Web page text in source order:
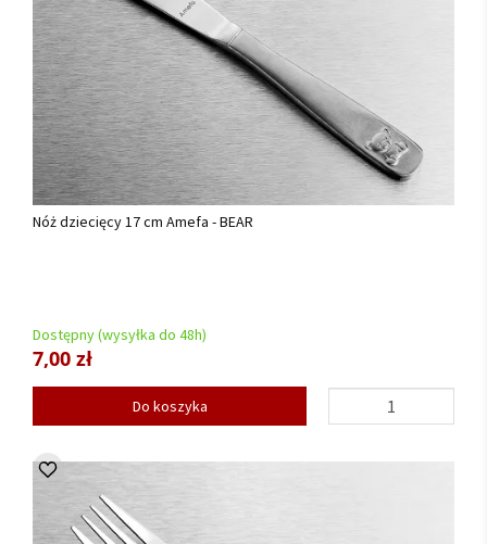
Nóż dziecięcy 17 cm Amefa - BEAR
Dostępny (wysyłka do 48h)
7,00 zł
Do koszyka